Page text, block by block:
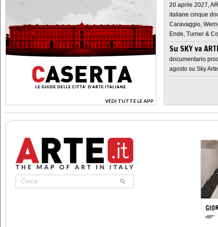
VEDI TUTTE LE APP
>
20 aprile 2027,
italiane cinque
Caravaggio,
Ende, Turner &
Su SKY va
documentario
agosto su Sky Arte